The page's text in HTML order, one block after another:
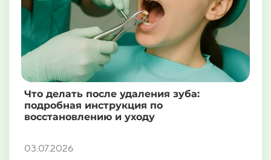
Что делать после удаления зуба:
подробная инструкция по
восстановлению и уходу
03.07.2026